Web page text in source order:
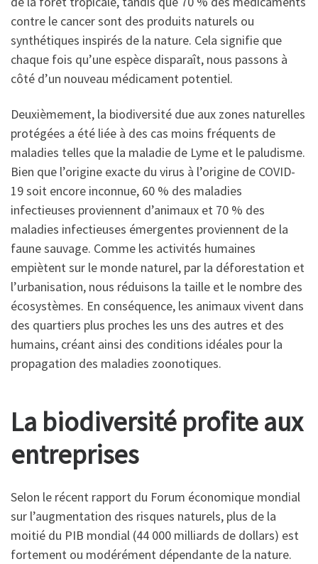
contre le cancer sont des produits naturels ou
synthétiques inspirés de la nature. Cela signifie que
chaque fois qu’une espèce disparaît, nous passons à
côté d’un nouveau médicament potentiel.
Deuxièmement, la biodiversité due aux zones naturelles
protégées a été liée à des cas moins fréquents de
maladies telles que la maladie de Lyme et le paludisme.
Bien que l’origine exacte du virus à l’origine de COVID-
19 soit encore inconnue, 60 % des maladies
infectieuses proviennent d’animaux et 70 % des
maladies infectieuses émergentes proviennent de la
faune sauvage. Comme les activités humaines
empiètent sur le monde naturel, par la déforestation et
l’urbanisation, nous réduisons la taille et le nombre des
écosystèmes. En conséquence, les animaux vivent dans
des quartiers plus proches les uns des autres et des
humains, créant ainsi des conditions idéales pour la
propagation des maladies zoonotiques.
La biodiversité profite aux
entreprises
Selon le récent rapport du Forum économique mondial
sur l’augmentation des risques naturels, plus de la
moitié du PIB mondial (44 000 milliards de dollars) est
fortement ou modérément dépendante de la nature.